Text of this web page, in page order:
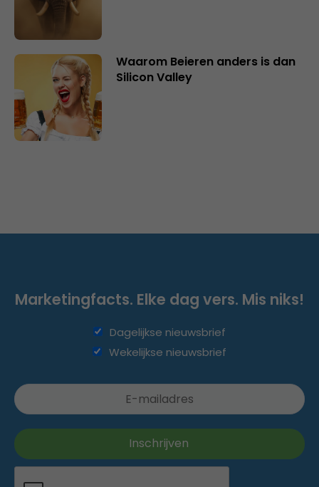
Waarom Beieren anders is dan
Silicon Valley
Marketingfacts. Elke dag vers. Mis niks!
Dagelijkse nieuwsbrief
Wekelijkse nieuwsbrief